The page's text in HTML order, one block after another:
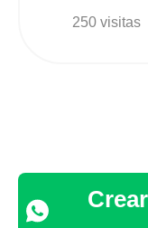
250 visitas